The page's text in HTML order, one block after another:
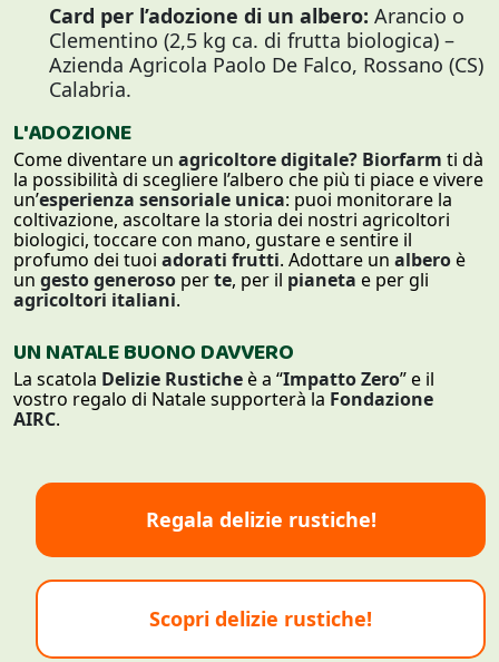
Card per l’adozione di un albero: Arancio o
Clementino (2,5 kg ca. di frutta biologica) –
Azienda Agricola Paolo De Falco, Rossano (CS)
Calabria.
L'ADOZIONE
Come diventare un agricoltore digitale? Biorfarm ti dà
la possibilità di scegliere l’albero che più ti piace e vivere
un’esperienza sensoriale unica: puoi monitorare la
coltivazione, ascoltare la storia dei nostri agricoltori
biologici, toccare con mano, gustare e sentire il
profumo dei tuoi adorati frutti. Adottare un alberoè
un gestogeneroso perte, per il pianeta e per gli
agricoltori italiani.
UN NATALE BUONO DAVVERO
La scatola Delizie Rusticheè a “ImpattoZero” e il
vostro regalo di Natale supporterà la Fondazione
AIRC.
Regala delizie rustiche!
Scopri delizie rustiche!